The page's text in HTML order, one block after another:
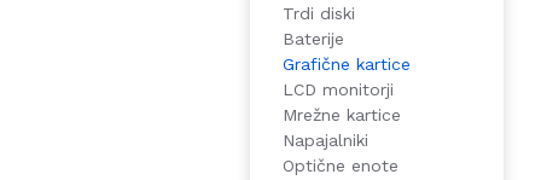
Trdi diski
Baterije
Grafične kartice
LCD monitorji
Mrežne kartice
Napajalniki
Optične enote